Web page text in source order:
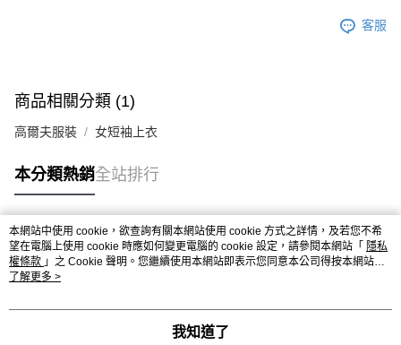
客服
商品相關分類 (1)
高爾夫服裝 女短袖上衣
本分類熱銷全站排行
熱門標籤
本網站中使用 cookie，欲查詢有關本網站使用 cookie 方式之詳情，及若您不希
望在電腦上使用 cookie 時應如何變更電腦的 cookie 設定，請參閱本網站「 隱私
權條款 」之 Cookie 聲明。您繼續使用本網站即表示您同意本公司得按本網站使
用條款之 Cookie 聲明使用 cookie。
了解更多 >
我知道了